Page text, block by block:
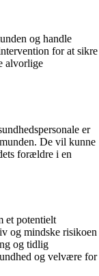
og handle
for at sikre
alvorlige
er
De vil kunne
forældre i en
et potentielt
og mindske risikoen
og tidlig
og velvære for